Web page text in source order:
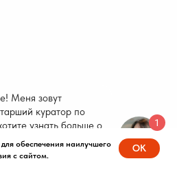
обеспечения наилучшего
с сайтом.
OK
Меня зовут
куратор по
узнать больше о
1